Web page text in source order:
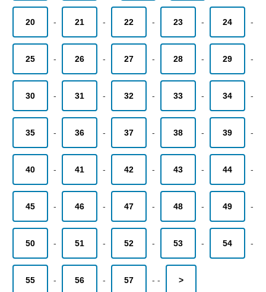
20 - 21 - 22 - 23 - 24 -
25 - 26 - 27 - 28 - 29 -
30 - 31 - 32 - 33 - 34 -
35 - 36 - 37 - 38 - 39 -
40 - 41 - 42 - 43 - 44 -
45 - 46 - 47 - 48 - 49 -
50 - 51 - 52 - 53 - 54 -
55 - 56 - 57 - - >